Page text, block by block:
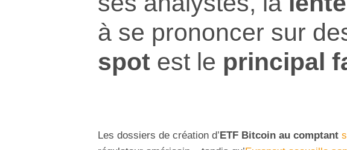
à se prononcer sur
spot est le principal
Les dossiers de création d’ETF Bitcoin au comptant